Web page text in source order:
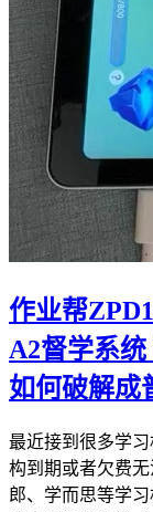
作业帮
A2督学系
如何破解成
最近接到很多学
构到期或者欠费
郎、学而思等学